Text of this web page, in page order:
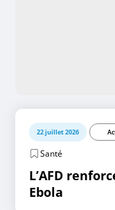
22 juillet 2026
Santé
L’AFD
Ebola